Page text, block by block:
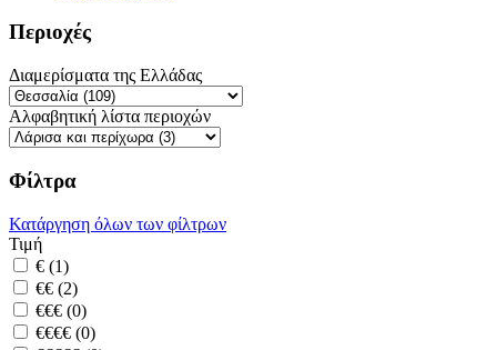
Περιοχές
Διαμερίσματα της Ελλάδας
Αλφαβητική λίστα περιοχών
Φίλτρα
Κατάργηση όλων των φίλτρων
Τιμή
€ (1)
€€ (2)
€€€ (0)
€€€€ (0)